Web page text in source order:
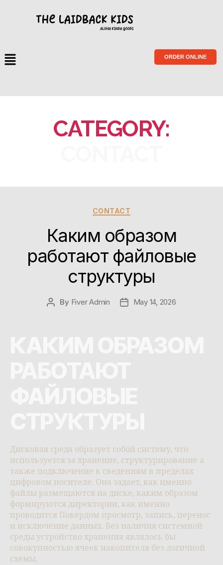
ORDER ONLINE
CATEGORY:
CONTACT
Каким образом
работают файловые
структуры
By Fiver Admin May 14, 2026
Дисковая среда образует собой систему, что
используется за хранение, структурирование а
также подключение к сведениям в пределах
цифровом носителе. Она задает, как именно
файлы размещаются на диске, каким образом
формируются директории, как именно
проводится Покердом просмотр, запись, перенос
и исключение данных. Без наличия системной
среды устройство хранения являлось бы
совокупностью ячеек накопителя без логичной
схемы.